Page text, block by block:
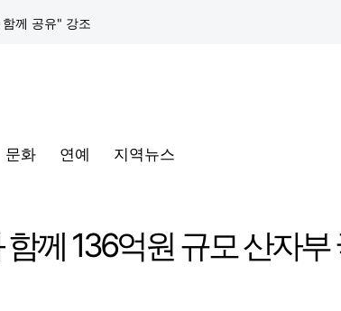
께 공유" 강조
주… 시장 확대 본격화
께 공유" 강조
문화 연예 지역뉴스
함께 136억원 규모 산자